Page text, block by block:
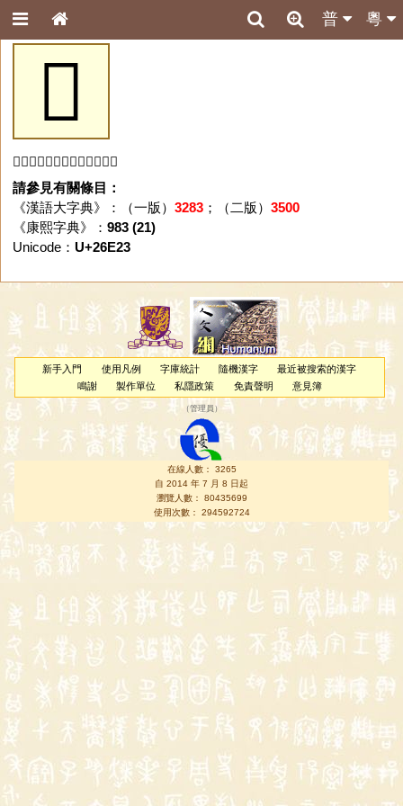
粵
普
𦸣
「𦸣」字未收錄於本資料庫。
請參見有關條目：
《漢語大字典》：（一版） 3283；（二版） 3500
《康熙字典》： 983 (21)
Unicode： U+26E23
新手入門 使用凡例 字庫統計 隨機漢字
最近被搜索的漢字
鳴謝
製作單位 私隱政策 免責聲明 意見簿
（管理員 ）
在線人數： 3265
自 2014 年 7 月 8 日起
瀏覽人數： 80435699
使用次數： 294592724